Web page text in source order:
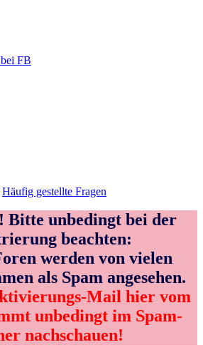
FB
Häufig gestellte Fragen
Bitte unbedingt bei der
beachten:
werden von vielen
als Spam angesehen.
Mail hier vom
unbedingt im Spam-
nachschauen!